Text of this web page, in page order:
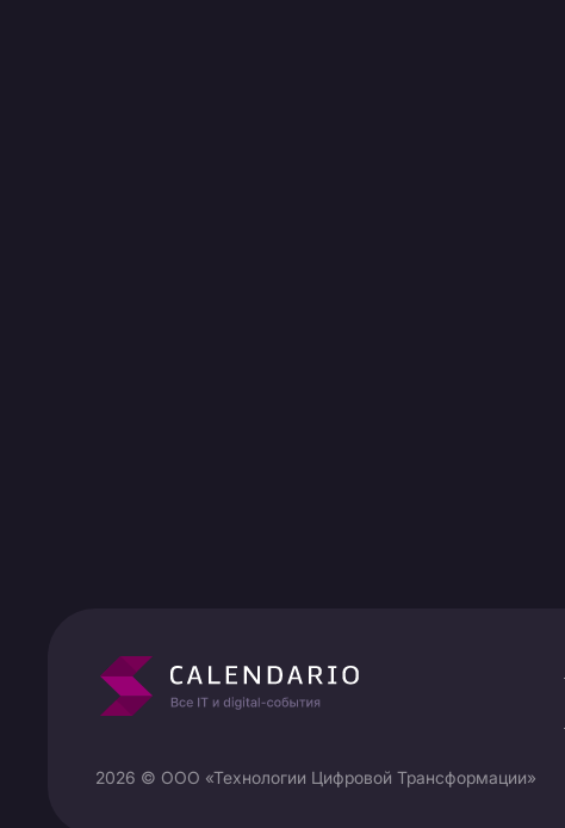
2026 © ООО «Технологии Цифровой Трансформации»